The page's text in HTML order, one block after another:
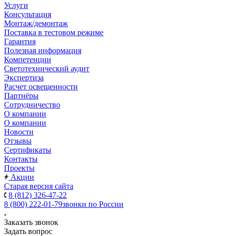
Услуги
Консультация
Монтаж/демонтаж
Поставка в тестовом режиме
Гарантия
Полезная информация
Компетенции
Светотехнический аудит
Экспертиза
Расчет освещенности
Партнёры
Cотрудничество
О компании
О компании
Новости
Отзывы
Сертификаты
Контакты
Проекты
Акции
Старая версия сайта
8 (812) 326-47-22
8 (800) 222-01-79звонки по России
Заказать звонок
Задать вопрос